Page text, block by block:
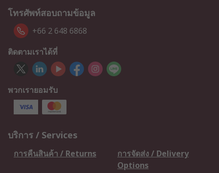
โทรศัพท์สอบถามข้อมูล
+66 2 648 6868
ติดตามเราได้ที่
พวกเรายอมรับ
บริการ / Services
การคืนสินค้า / Returns
การจัดส่ง / Delivery
Options